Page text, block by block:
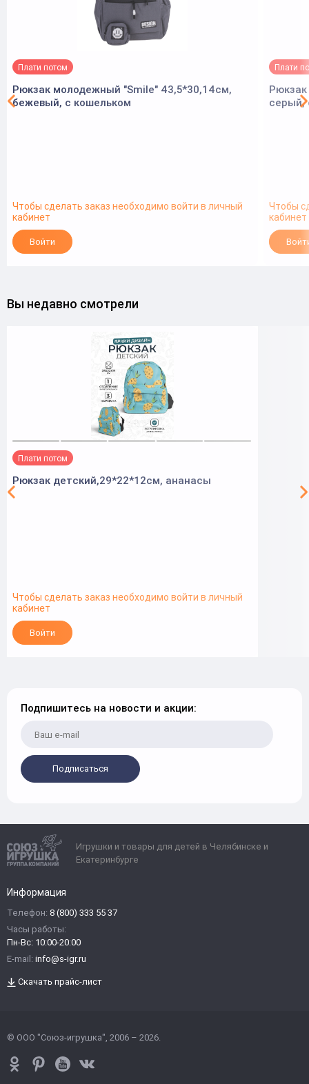
Плати потом
Рюкзак молодежный "Smile" 43,5*30,14см,
бежевый, с кошельком
Чтобы сделать заказ необходимо войти в личный
кабинет
Войти
Плати
серый,
Чтобы
кабинет
Вы недавно смотрели
Плати потом
Рюкзак детский,29*22*12см, ананасы
Чтобы сделать заказ необходимо войти в личный
кабинет
Войти
Подпишитесь на новости и акции:
Подписаться
Игрушки и товары для детей в Челябинске и
Екатеринбурге
Информация
Телефон: 8 (800) 333 55 37
Часы работы:
Пн-Вс: 10:00-20:00
E-mail: info@s-igr.ru
Скачать прайс-лист
© ООО "Союз-игрушка", 2006 – 2026.